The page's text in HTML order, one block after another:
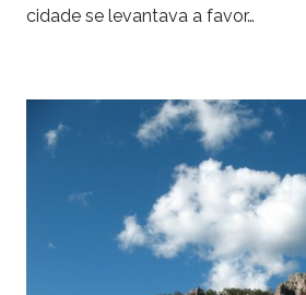
cidade se levantava a favor…